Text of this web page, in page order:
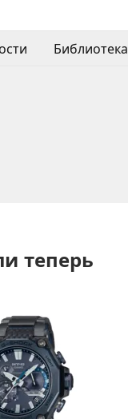
Библиотека
теперь